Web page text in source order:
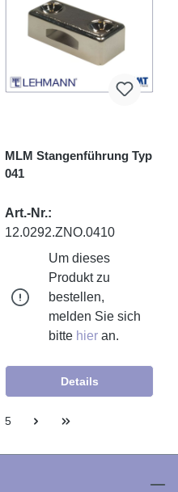
MLM Stangenführung Typ
041
Art.-Nr.:
12.0292.ZNO.0410
Um dieses
Produkt zu
bestellen,
melden Sie sich
bitte hier an.
Details
5